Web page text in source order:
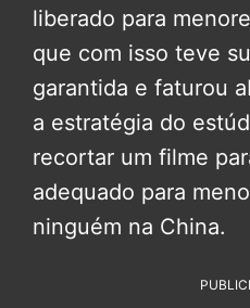
liberado para
que com isso teve
garantida e faturou
a estratégia do
recortar um filme
adequado para
ninguém na China.